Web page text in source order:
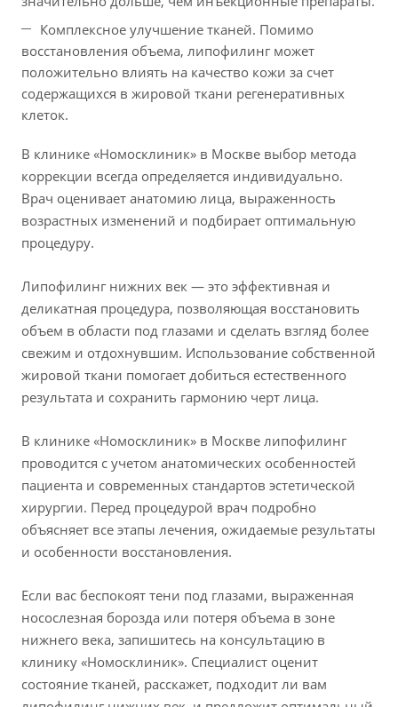
Комплексное улучшение тканей. Помимо
восстановления объема, липофилинг может
положительно влиять на качество кожи за счет
содержащихся в жировой ткани регенеративных
клеток.
В клинике «Номосклиник» в Москве выбор метода
коррекции всегда определяется индивидуально.
Врач оценивает анатомию лица, выраженность
возрастных изменений и подбирает оптимальную
процедуру.
Липофилинг нижних век — это эффективная и
деликатная процедура, позволяющая восстановить
объем в области под глазами и сделать взгляд более
свежим и отдохнувшим. Использование собственной
жировой ткани помогает добиться естественного
результата и сохранить гармонию черт лица.
В клинике «Номосклиник» в Москве липофилинг
проводится с учетом анатомических особенностей
пациента и современных стандартов эстетической
хирургии. Перед процедурой врач подробно
объясняет все этапы лечения, ожидаемые результаты
и особенности восстановления.
Если вас беспокоят тени под глазами, выраженная
носослезная борозда или потеря объема в зоне
нижнего века, запишитесь на консультацию в
клинику «Номосклиник». Специалист оценит
состояние тканей, расскажет, подходит ли вам